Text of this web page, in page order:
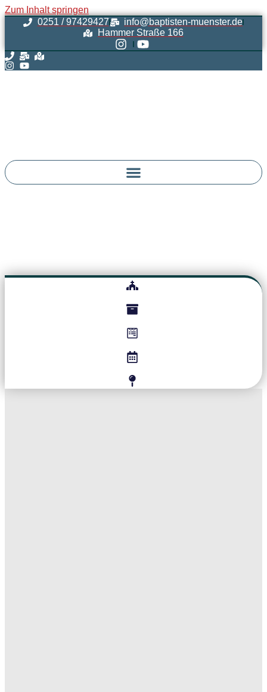
Inhalt
springen
Zum Inhalt springen
0251 / 97429427
info@baptisten-muenster.de
Hammer Straße 166